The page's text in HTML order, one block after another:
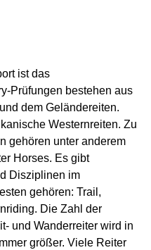
ist das
Prüfungen bestehen aus
dem Geländereiten.
Westernreiten. Zu
gehören unter anderem
Horses. Es gibt
Disziplinen im
gehören: Trail,
Die Zahl der
und Wanderreiter wird in
größer. Viele Reiter